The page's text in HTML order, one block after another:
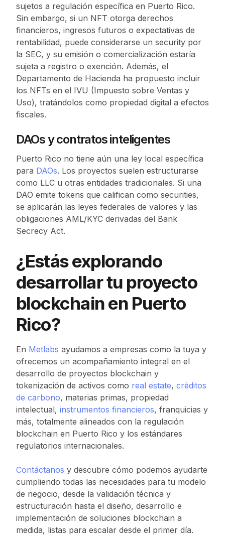
sujetos a regulación específica en Puerto Rico.
Sin embargo, si un NFT otorga derechos
financieros, ingresos futuros o expectativas de
rentabilidad, puede considerarse un security por
la SEC, y su emisión o comercialización estaría
sujeta a registro o exención. Además, el
Departamento de Hacienda ha propuesto incluir
los NFTs en el IVU (Impuesto sobre Ventas y
Uso), tratándolos como propiedad digital a efectos
fiscales.
DAOs y contratos inteligentes
Puerto Rico no tiene aún una ley local específica
para DAOs. Los proyectos suelen estructurarse
como LLC u otras entidades tradicionales. Si una
DAO emite tokens que califican como securities,
se aplicarán las leyes federales de valores y las
obligaciones AML/KYC derivadas del Bank
Secrecy Act.
¿Estás explorando
desarrollar tu proyecto
blockchain en Puerto
Rico?
En Metlabs ayudamos a empresas como la tuya y
ofrecemos un acompañamiento integral en el
desarrollo de proyectos blockchain y
tokenización de activos como real estate, créditos
de carbono, materias primas, propiedad
intelectual, instrumentos financieros, franquicias y
más, totalmente alineados con la regulación
blockchain en Puerto Rico y los estándares
regulatorios internacionales.
Contáctanos y descubre cómo podemos ayudarte
cumpliendo todas las necesidades para tu modelo
de negocio, desde la validación técnica y
estructuración hasta el diseño, desarrollo e
implementación de soluciones blockchain a
medida, listas para escalar desde el primer día.